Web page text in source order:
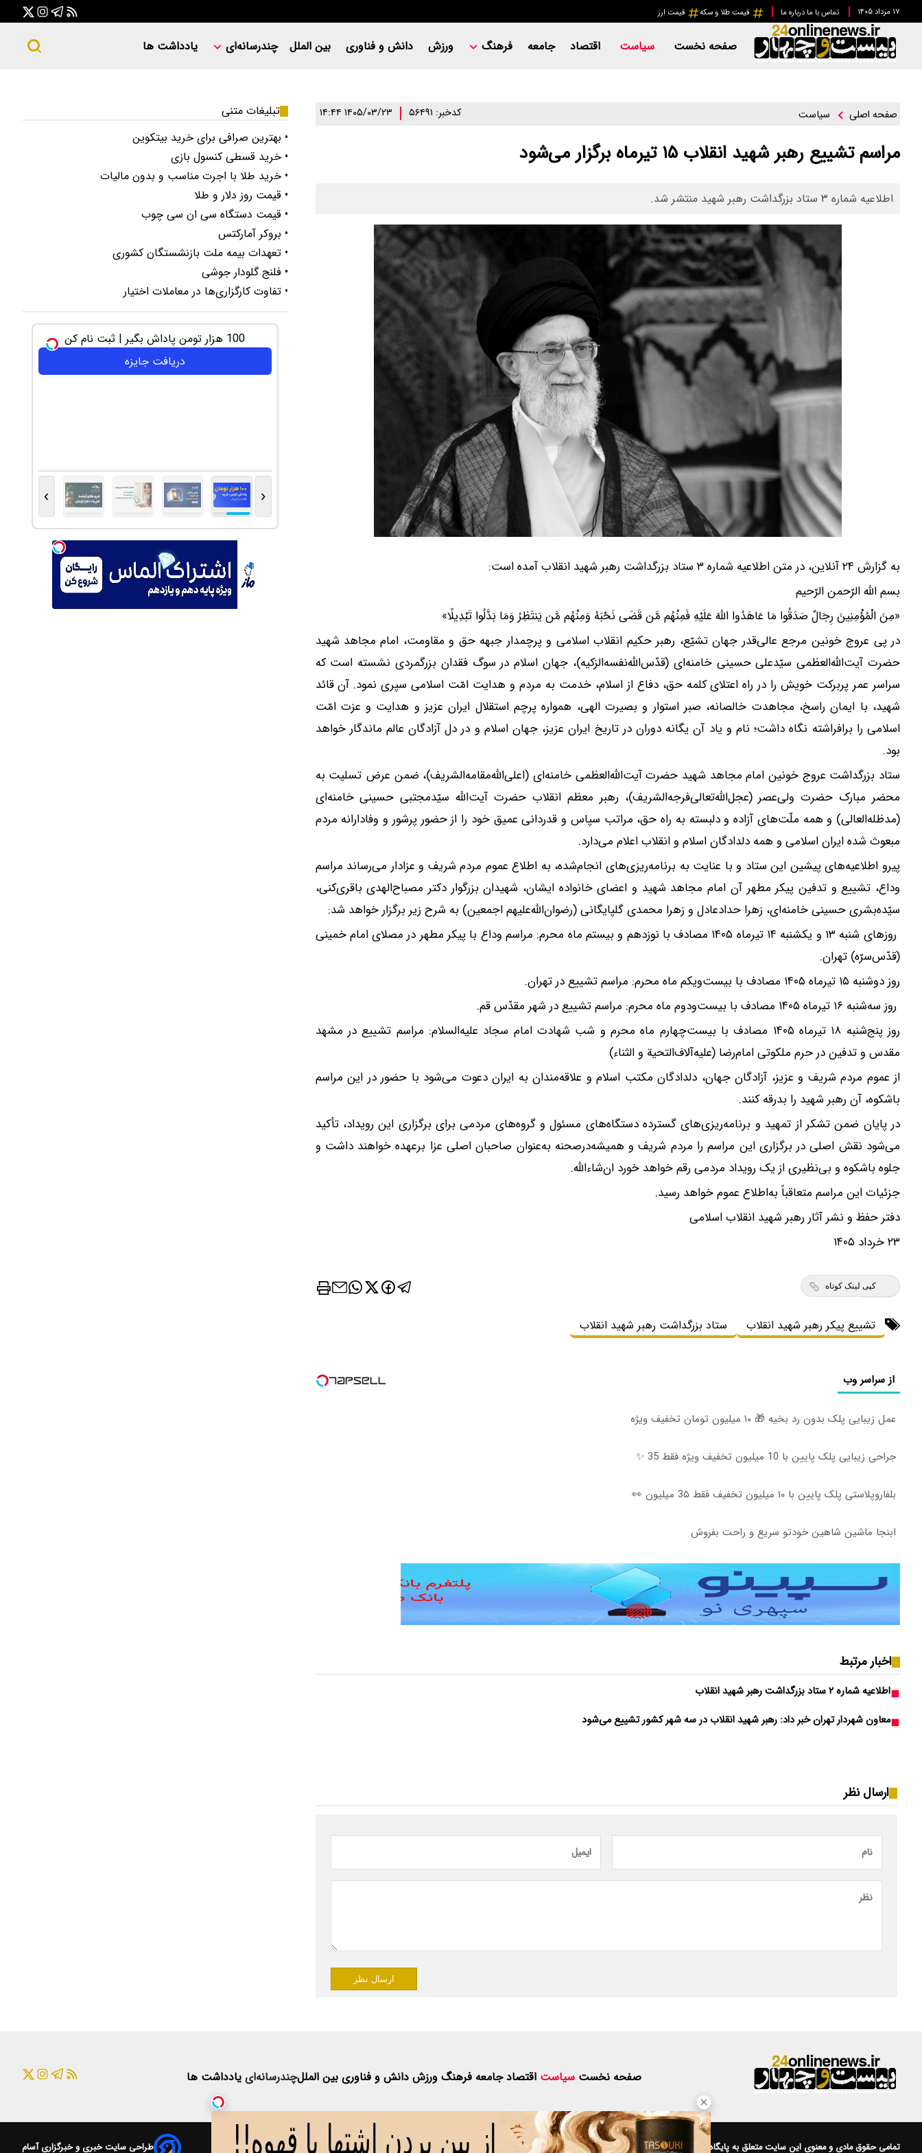
۱۷ مرداد ۱۴۰۵ تماس با ما درباره ما قیمت طلا و سکه قیمت ارز
صفحه نخست سیاست اقتصاد جامعه فرهنگ ورزش دانش و فناوری بین الملل چندرسانه‌ای یادداشت ها
صفحه اصلی سیاست کدخبر: ۵۶۴۹۱ ۱۴۰۵/۰۳/۲۳ ۱۴:۴۴
مراسم تشییع رهبر شهید انقلاب ۱۵ تیرماه برگزار می‌شود
اطلاعیه شماره ۳ ستاد بزرگداشت رهبر شهید منتشر شد.
به گزارش ۲۴ آنلاین، در متن اطلاعیه شماره ۳ ستاد بزرگداشت رهبر شهید انقلاب آمده است:
بسم الله الرّحمن الرّحیم
«مِنَ الْمُؤْمِنِینَ رِجَالٌ صَدَقُوا مَا عَاهَدُوا اللَّهَ عَلَیْهِ فَمِنْهُم مَّن قَضَی نَحْبَهُ وَمِنْهُم مَّن یَنتَظِرُ وَمَا بَدَّلُوا تَبْدِیلًا»
در پی عروج خونین مرجع عالی‌قدر جهان تشیّع، رهبر حکیم انقلاب اسلامی و پرچمدار جبهه حق و مقاومت، امام مجاهد شهید
حضرت آیت‌الله‌العظمی سیّدعلی حسینی خامنه‌ای (قدّس‌الله‌نفسه‌الزکیه)، جهان اسلام در سوگ فقدان بزرگمردی نشسته است که
سراسر عمر پربرکت خویش را در راه اعتلای کلمه حق، دفاع از اسلام، خدمت به مردم و هدایت امّت اسلامی سپری نمود. آن قائد
شهید، با ایمان راسخ، مجاهدت خالصانه، صبر استوار و بصیرت الهی، همواره پرچم استقلال ایران عزیز و هدایت و عزت امّت
اسلامی را برافراشته نگاه داشت؛ نام و یاد آن یگانه دوران در تاریخ ایران عزیز، جهان اسلام و در دل آزادگان عالم ماندگار خواهد
بود.
ستاد بزرگداشت عروج خونین امام مجاهد شهید حضرت آیت‌الله‌العظمی خامنه‌ای (اعلی‌الله‌مقامه‌الشریف)، ضمن عرض تسلیت به
محضر مبارک حضرت ولی‌عصر (عجل‌الله‌تعالی‌فرجه‌الشریف)، رهبر معظم انقلاب حضرت آیت‌الله سیّدمجتبی حسینی خامنه‌ای
(مدظله‌العالی) و همه ملّت‌های آزاده و دلبسته به راه حق، مراتب سپاس و قدردانی عمیق خود را از حضور پرشور و وفادارانه مردم
مبعوث شده ایران اسلامی و همه دلدادگان اسلام و انقلاب اعلام می‌دارد.
پیرو اطلاعیه‌های پیشین این ستاد و با عنایت به برنامه‌ریزی‌های انجام‌شده، به اطلاع عموم مردم شریف و عزادار می‌رساند مراسم
وداع، تشییع و تدفین پیکر مطهر آن امام مجاهد شهید و اعضای خانواده ایشان، شهیدان بزرگوار دکتر مصباح‌الهدی باقری‌کنی،
سیّده‌بشری حسینی خامنه‌ای، زهرا حدادعادل و زهرا محمدی گلپایگانی (رضوان‌الله‌علیهم اجمعین) به شرح زیر برگزار خواهد شد:
روزهای شنبه ۱۳ و یکشنبه ۱۴ تیرماه ۱۴۰۵ مصادف با نوزدهم و بیستم ماه محرم: مراسم وداع با پیکر مطهر در مصلای امام خمینی
(قدّس‌سرّه) تهران.
روز دوشنبه ۱۵ تیرماه ۱۴۰۵ مصادف با بیست‌ویکم ماه محرم: مراسم تشییع در تهران.
روز سه‌شنبه ۱۶ تیرماه ۱۴۰۵ مصادف با بیست‌ودوم ماه محرم: مراسم تشییع در شهر مقدّس قم.
روز پنج‌شنبه ۱۸ تیرماه ۱۴۰۵ مصادف با بیست‌چهارم ماه محرم و شب شهادت امام سجاد علیه‌السلام: مراسم تشییع در مشهد
مقدس و تدفین در حرم ملکوتی امام‌رضا (علیه‌آلاف‌التحیة و الثناء)
از عموم مردم شریف و عزیز، آزادگان جهان، دلدادگان مکتب اسلام و علاقه‌مندان به‌ ایران دعوت می‌شود با حضور در این مراسم
باشکوه، آن رهبر شهید را بدرقه کنند.
در پایان ضمن تشکر از تمهید و برنامه‌ریزی‌های گسترده‌ دستگاه‌های مسئول و گروه‌های مردمی برای برگزاری این رویداد، تأکید
می‌شود نقش اصلی در برگزاری این مراسم را مردم شریف و همیشه‌درصحنه به‌عنوان صاحبان اصلی عزا برعهده خواهند داشت و
جلوه باشکوه و بی‌نظیری از یک رویداد مردمی رقم خواهد خورد ان‌شاءالله.
جزئیات این مراسم متعاقباً به‌اطلاع عموم خواهد رسید.
دفتر حفظ و نشر آثار رهبر شهید انقلاب اسلامی
۲۳ خرداد ۱۴۰۵
کپی لینک کوتاه
تشییع پیکر رهبر شهید انقلاب ستاد بزرگداشت رهبر شهید انقلاب
از سراسر وب
عمل زیبایی پلک بدون رد بخیه 🎁 ۱۰ میلیون تومان تخفیف ویژه
جراحی زیبایی پلک پایین با 10 میلیون تخفیف ویژه فقط 35 ✨
بلفاروپلاستی پلک پایین با ۱۰ میلیون تخفیف فقط 3۵ میلیون 👀
ابنجا ماشین شاهین خودتو سریع و راحت بفروش
اخبار مرتبط
اطلاعیه شماره ۲ ستاد بزرگداشت رهبر شهید انقلاب
معاون شهردار تهران خبر داد: رهبر شهید انقلاب در سه شهر کشور تشییع می‌شود
ارسال نظر
ارسال نظر
تبلیغات متنی
• بهترین صرافی برای خرید بیتکوین
• خرید قسطی کنسول بازی
• خرید طلا با اجرت مناسب و بدون مالیات
• قیمت روز دلار و طلا
• قیمت دستگاه سی ان سی چوب
• بروکر آمارکتس
• تعهدات بیمه ملت بازنشستگان کشوری
• فلنج گلودار جوشی
• تفاوت کارگزاری‌ها در معاملات اختیار
100 هزار تومن پاداش بگیر | ثبت نام کن
دریافت جایزه
‹
›
صفحه نخست سیاست اقتصادجامعه فرهنگ ورزش دانش و فناوری بین المللچندرسانه‌ای یادداشت ها
تمامی حقوق مادی و معنوی این سایت متعلق به پایگاه خبری 24 است. طراحی سایت خبری و خبرگزاری آسام